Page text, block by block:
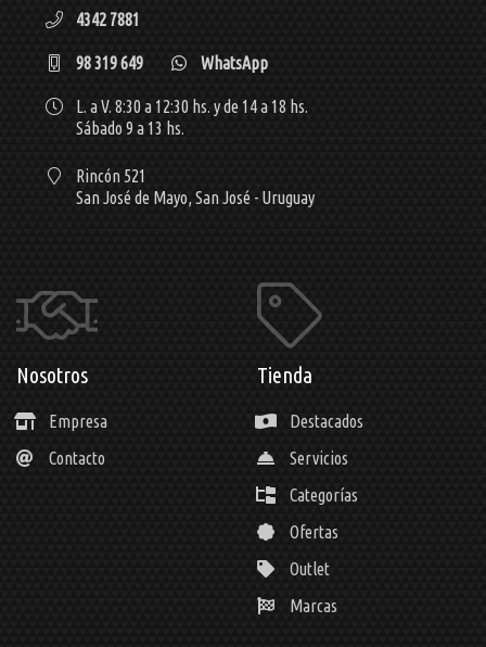
4342 7881
98 319 649 WhatsApp
L. a V. 8:30 a 12:30 hs. y de 14 a 18 hs.
Sábado 9 a 13 hs.
Rincón 521
San José de Mayo,San José - Uruguay
Nosotros
Empresa
Contacto
Tienda
Destacados
Servicios
Categorías
Ofertas
Outlet
Marcas